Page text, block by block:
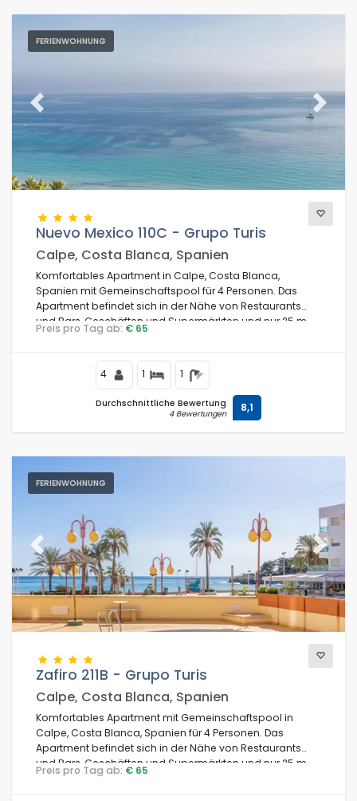
FERIENWOHNUNG
Previous Next
Nuevo Mexico 110C - Grupo Turis
Calpe, Costa Blanca, Spanien
Komfortables Apartment in Calpe, Costa Blanca,
Spanien mit Gemeinschaftspool für 4 Personen. Das
Apartment befindet sich in der Nähe von Restaurants
und Bars, Geschäften und Supermärkten und nur 25 m
vom Strand Playa de la Fossa entfernt.
Preis pro Tag ab: € 65
4 1 1
Durchschnittliche Bewertung
4 Bewertungen 8,1
FERIENWOHNUNG
Previous Next
Zafiro 211B - Grupo Turis
Calpe, Costa Blanca, Spanien
Komfortables Apartment mit Gemeinschaftspool in
Calpe, Costa Blanca, Spanien für 4 Personen. Das
Apartment befindet sich in der Nähe von Restaurants
und Bars, Geschäften und Supermärkten und nur 25 m
vom Playa de la Fossa Strand entfernt.
Preis pro Tag ab: € 65